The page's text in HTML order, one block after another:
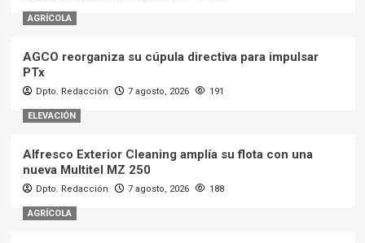
AGRÍCOLA
AGCO reorganiza su cúpula directiva para impulsar
PTx
Dpto. Redacción 7 agosto, 2026 191
ELEVACIÓN
Alfresco Exterior Cleaning amplía su flota con una
nueva Multitel MZ 250
Dpto. Redacción 7 agosto, 2026 188
AGRÍCOLA